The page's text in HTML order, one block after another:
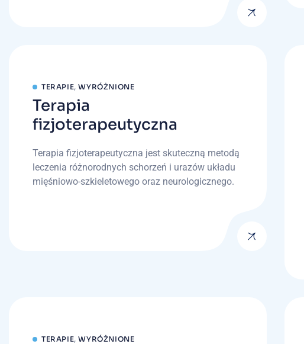
TERAPIE,WYRÓŻNIONE
Terapia
fizjoterapeutyczna
Terapia fizjoterapeutyczna jest skuteczną metodą
leczenia różnorodnych schorzeń i urazów układu
mięśniowo-szkieletowego oraz neurologicznego.
TERAPIE,WYRÓŻNIONE